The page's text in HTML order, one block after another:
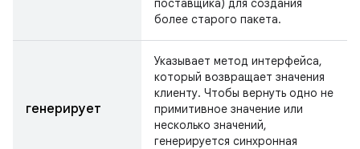
поставщика) для создания
более старого пакета.
генерирует
Указывает метод интерфейса,
который возвращает значения
клиенту. Чтобы вернуть одно не
примитивное значение или
несколько значений,
генерируется синхронная